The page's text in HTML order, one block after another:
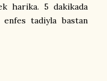
harika. 5 dakikada
tadiyla bastan